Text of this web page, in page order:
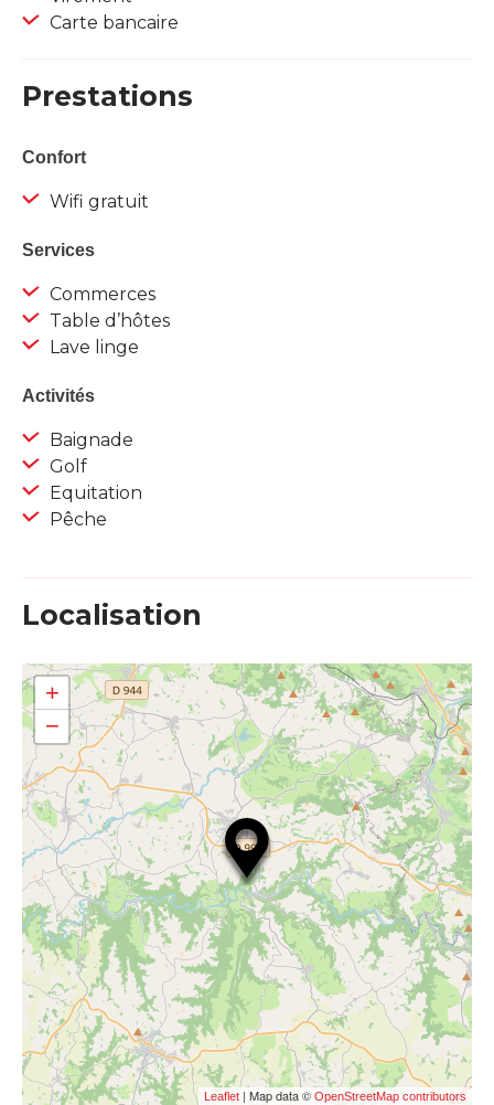
Carte bancaire
Prestations
Confort
Wifi gratuit
Services
Commerces
Table d’hôtes
Lave linge
Activités
Baignade
Golf
Equitation
Pêche
Localisation
+
−
Leaflet | Map data © OpenStreetMap contributors